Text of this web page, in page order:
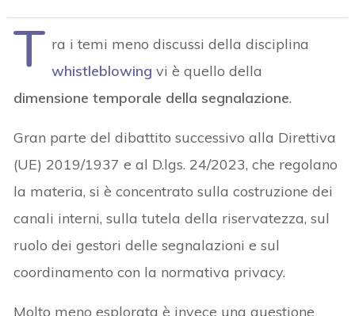
T ra i temi meno discussi della disciplina
whistleblowing vi è quello della
dimensione temporale della segnalazione.
Gran parte del dibattito successivo alla Direttiva
(UE) 2019/1937 e al D.lgs. 24/2023, che regolano
la materia, si è concentrato sulla costruzione dei
canali interni, sulla tutela della riservatezza, sul
ruolo dei gestori delle segnalazioni e sul
coordinamento con la normativa privacy.
Molto meno esplorata è invece una questione